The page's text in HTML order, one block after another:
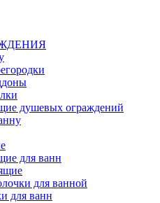
душевых ограждений
для ванн
для ванной
для ванн